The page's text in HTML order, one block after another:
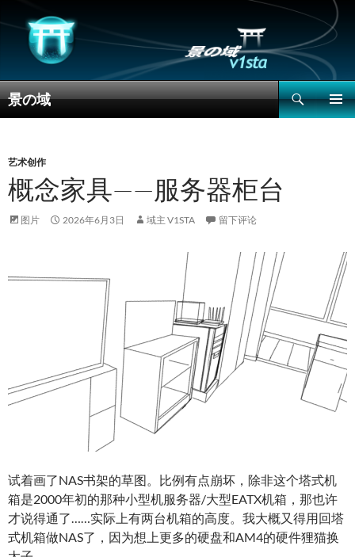
景の域
搜
索
文
艺术创作
概念家具——服务器柜台
图片 2026年6月3日 域主 V1STA 留下评论
试着画了NAS书架的草图。比例有点崩坏，除非这个塔式机
箱是2000年初的那种小型机服务器/大型EATX机箱，那也许
才说得通了……实际上有两台机箱的高度。我大概又得用回塔
式机箱做NAS了，因为想上更多的硬盘和AM4的硬件狸猫换